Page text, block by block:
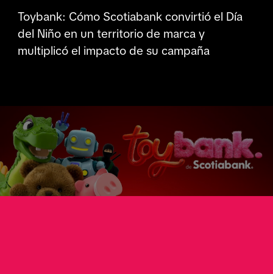
Toybank: Cómo Scotiabank convirtió el Día
del Niño en un territorio de marca y
multiplicó el impacto de su campaña